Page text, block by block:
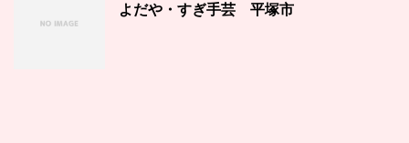
よだや・すぎ手芸 平塚市